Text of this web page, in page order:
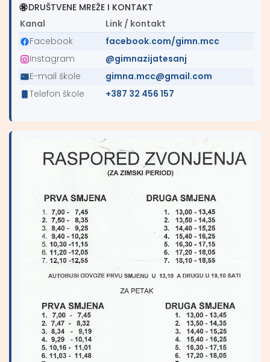
DRUŠTVENE MREŽE I KONTAKT
Kanal
Link / kontakt
Facebook
facebook.com/gimn.mcc
Instagram
@gimnazijatesanj
E-mail škole
gimna.mcc@gmail.com
Telefon škole
+387 32 456 157